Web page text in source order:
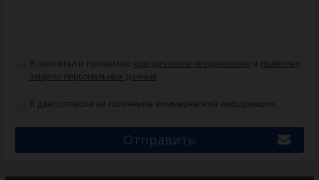
Я прочитал и принимаю юридическое уведомление и политику
защиты персональных данных
Я даю согласие на получение коммерческой информации
Отправить